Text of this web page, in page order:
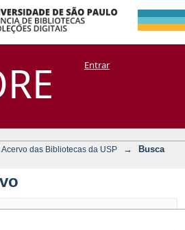
no Acervo
+ CoriscoEntrar
Acervo das Bibliotecas da USP →
Busca